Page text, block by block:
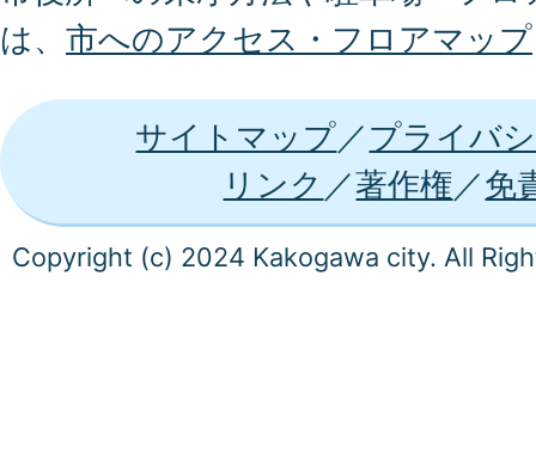
は、 市へのアクセス・フロアマップ
サイトマップ
プライバ
リンク
著作権 免
Copyright (c) 2024 Kakogawa city. All